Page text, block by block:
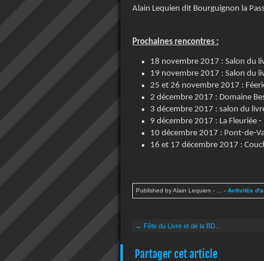
Alain Lequien dit Bourguignon la
Prochaines rencontres :
18 novembre 2017 : Salon du
19 novembre 2017 : Salon du
25 et 26 novembre 2017 :
2 décembre 2017 : Domaine
3 décembre 2017 : salon du
9 décembre 2017 : La Fleuriée -
10 décembre 2017 : Pont-de-
16 et 17 décembre 2017 :
Published by Alain Lequien - - Activités
← Fête du Livre et de la BD...
Partager cet article